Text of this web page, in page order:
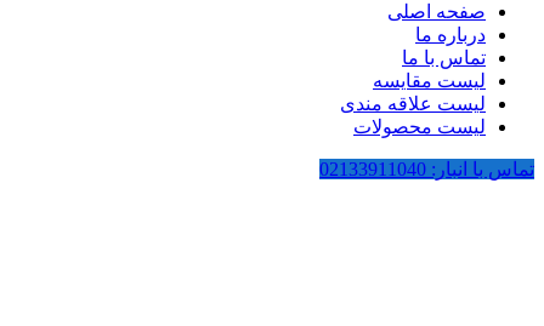
صفحه اصلی
درباره ما
تماس با ما
لیست مقایسه
لیست علاقه مندی
لیست محصولات
تماس با انبار: 02133911040